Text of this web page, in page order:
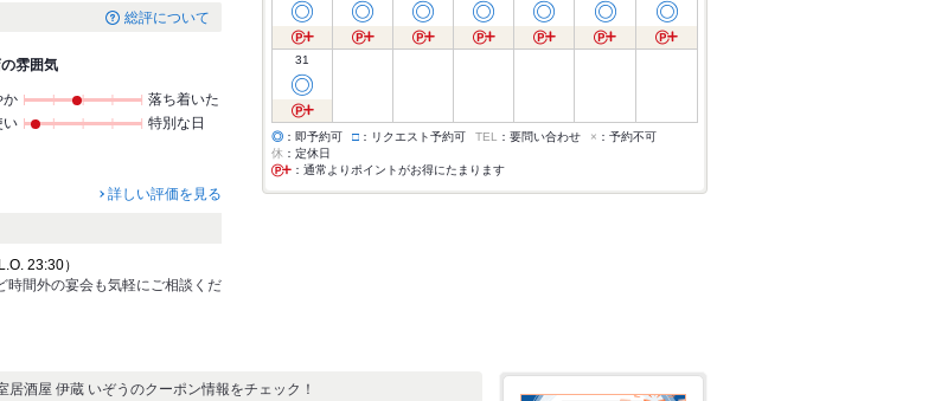
総評について
雰囲気
か
落ち着いた
い
特別な日
詳しい評価を見る
23:30）
間外の宴会も気軽にご相談くだ
◎ ◎ ◎ ◎ ◎ ◎ ◎
31
◎
◎ ：即予約可 □ ：リクエスト予約可 TEL ：要問い合わせ × ：予約不可
休 ：定休日
：通常よりポイントがお得にたまります
居酒屋 伊蔵 いぞうのクーポン情報をチェック！